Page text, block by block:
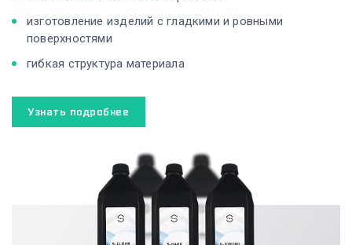
изготовление изделий с гладкими и ровными
поверхностями
гибкая структура материала
Узнать подробнее